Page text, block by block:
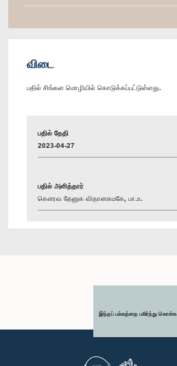
விடை
பதில் சிங்கள மொழியில் கொடுக்கப்பட்டுள்ளது.
பதில் தேதி
2023-04-27
பதில் அளித்தார்
கௌரவ தேனுக விதானகமகே, பா.உ.
இந்தப் பக்கத்தை பகிர்ந்து கொள்க